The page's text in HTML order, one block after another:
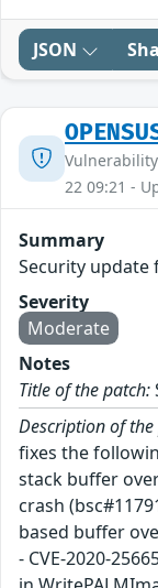
JSON
22 09:21 -
Summary
Security update
Severity
Moderate
Notes
Title of the patch:
Description of
fixes the
stack buffer
crash
based buffer
- CVE-2020-